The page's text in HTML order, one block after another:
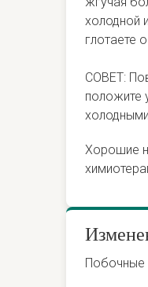
холодной
глотаете
СОВЕТ:
положите
Хорошие
Побочные